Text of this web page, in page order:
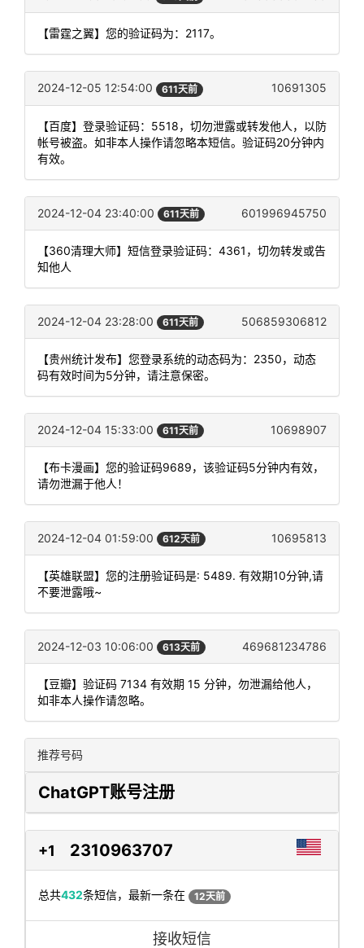
【雷霆之翼】您的验证码为：2117。
2024-12-05 12:54:00 611天前 10691305
【百度】登录验证码：5518，切勿泄露或转发他人，以防
帐号被盗。如非本人操作请忽略本短信。验证码20分钟内
有效。
2024-12-04 23:40:00 611天前 601996945750
【360清理大师】短信登录验证码：4361，切勿转发或告
知他人
2024-12-04 23:28:00 611天前 506859306812
【贵州统计发布】您登录系统的动态码为：2350，动态
码有效时间为5分钟，请注意保密。
2024-12-04 15:33:00 611天前 10698907
【布卡漫画】您的验证码9689，该验证码5分钟内有效，
请勿泄漏于他人！
2024-12-04 01:59:00 612天前 10695813
【英雄联盟】您的注册验证码是: 5489. 有效期10分钟,请
不要泄露哦~
2024-12-03 10:06:00 613天前 469681234786
【豆瓣】验证码 7134 有效期 15 分钟，勿泄漏给他人，
如非本人操作请忽略。
推荐号码
ChatGPT账号注册
+1 2310963707
总共432条短信，最新一条在 12天前
接收短信